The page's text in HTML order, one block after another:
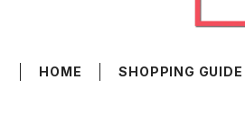
HOME SHOPPING GUIDE